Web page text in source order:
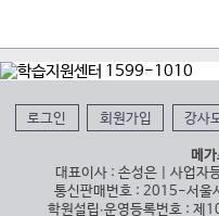
로그인 회원가입 강사
메
대표이사 : 손성은 | 사업
통신판매번호 : 2015-서
학원설립∙운영등록번호 : 제